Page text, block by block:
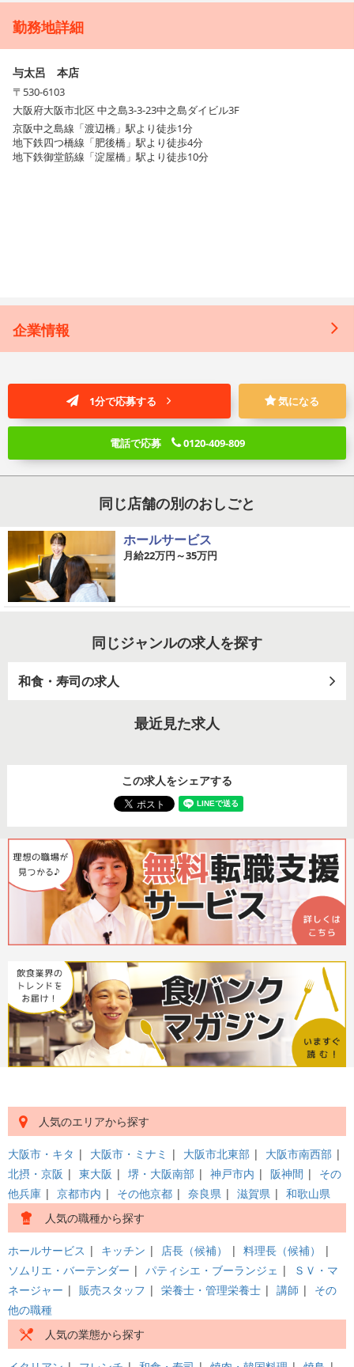
勤務地詳細
与太呂 本店
〒530-6103
大阪府大阪市北区 中之島3-3-23中之島ダイビル3F
京阪中之島線「渡辺橋」駅より徒歩1分
地下鉄四つ橋線「肥後橋」駅より徒歩4分
地下鉄御堂筋線「淀屋橋」駅より徒歩10分
企業情報
1分で応募する 気になる
電話で応募 0120-409-809
同じ店舗の別のおしごと
ホールサービス
月給22万円～35万円
同じジャンルの求人を探す
和食・寿司の求人
最近見た求人
この求人をシェアする
人気のエリアから探す
大阪市・キタ | 大阪市・ミナミ | 大阪市北東部 | 大阪市南西部 |
北摂・京阪 | 東大阪 | 堺・大阪南部 | 神戸市内 | 阪神間 | その
他兵庫 | 京都市内 | その他京都 | 奈良県 | 滋賀県 | 和歌山県
人気の職種から探す
ホールサービス | キッチン | 店長（候補） | 料理長（候補）
|
ソムリエ・バーテンダー | パティシエ・ブーランジェ |
ＳＶ・マ
ネージャー | 販売スタッフ | 栄養士・管理栄養士 | 講師 | その
他の職種
人気の業態から探す